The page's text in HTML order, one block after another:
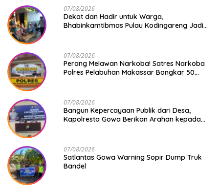
07/08/2026
Dekat dan Hadir untuk Warga,
Bhabinkamtibmas Pulau Kodingareng Jadi
07/08/2026
Perang Melawan Narkoba! Satres Narkoba
Polres Pelabuhan Makassar Bongkar 50
07/08/2026
Bangun Kepercayaan Publik dari Desa,
Kapolresta Gowa Berikan Arahan kepada
07/08/2026
Satlantas Gowa Warning Sopir Dump Truk
Bandel